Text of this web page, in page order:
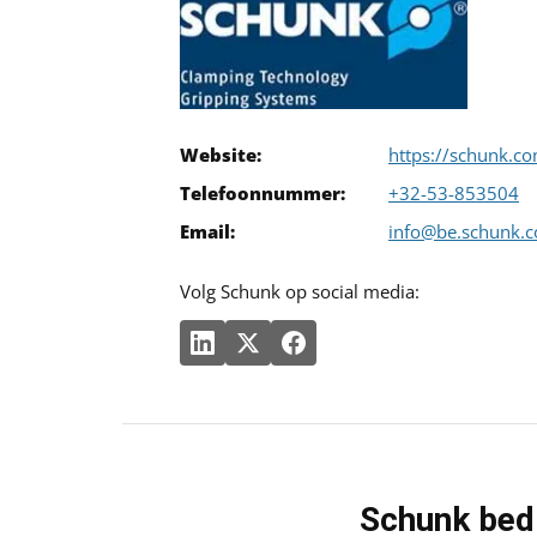
Website:
https://
Telefoonnummer:
+32-53-853504
Email:
Volg Schunk op social media:
Schunk